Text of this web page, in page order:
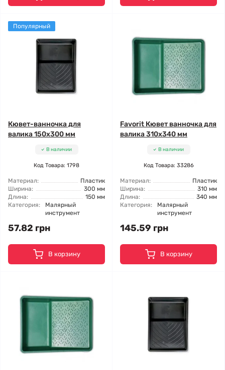
Популярный
Кювет-ванночка для
валика 150x300 мм
В наличии
Код Товара: 1798
Материал:
Пластик
Ширина:
300 мм
Длина:
150 мм
Категория:
Малярный
инструмент
57.82 грн
В корзину
Favorit Кювет ванночка для
валика 310x340 мм
В наличии
Код Товара: 33286
Материал:
Пластик
Ширина:
310 мм
Длина:
340 мм
Категория:
Малярный
инструмент
145.59 грн
В корзину